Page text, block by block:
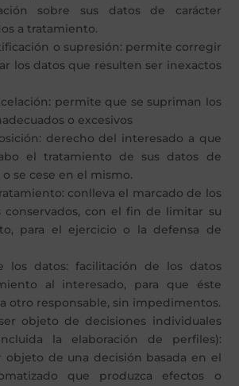
sobre sus datos de carácter
a tratamiento.
o supresión: permite corregir
los datos que resulten ser inexactos
permite que se supriman los
o excesivos
derecho del interesado a que
el tratamiento de sus datos de
se cese en el mismo.
conlleva el marcado de los
conservados, con el fin de limitar su
para el ejercicio o la defensa de
los datos: facilitación de los datos
al interesado, para que éste
otro responsable, sin impedimentos.
objeto de decisiones individuales
la elaboración de perfiles):
objeto de una decisión basada en el
que produzca efectos o